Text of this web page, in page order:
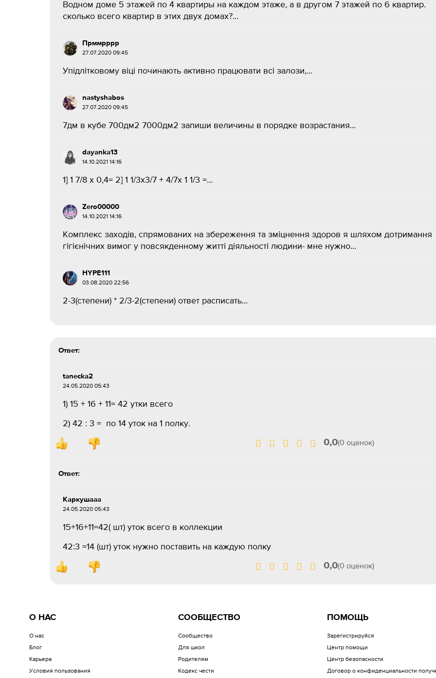
Водном доме 5 этажей по 4 квартиры на каждом этаже, а в другом 7 этажей по 6 квартир.
сколько всего квартир в этих двух домах?...
Прммрррр
27.07.2020 09:45
Упідлітковому віці починають активно працювати всі залози,...
nastyshabos
27.07.2020 09:45
7дм в кубе 700дм2 7000дм2 запиши величины в порядке возрастания...
dayanka13
14.10.2021 14:16
1] 1 7/8 x 0,4= 2] 1 1/3x3/7 + 4/7x 1 1/3 =...
Zero00000
14.10.2021 14:16
Комплекс заходів, спрямованих на збереження та зміцнення здоров я шляхом дотримання
гігієнічних вимог у повсякденному житті діяльності людини- мне нужно...
HYPE111
03.08.2020 22:56
2-3(степени) * 2/3-2(степени) ответ расписать...
Ответ:
tanecka2
24.05.2020 05:43
1) 15 + 16 + 11= 42 утки всего
2) 42 : 3 = по 14 уток на 1 полку.
0,0(0 оценок)
Ответ:
Каркушааа
24.05.2020 05:43
15+16+11=42( шт) уток всего в коллекции
42:3 =14 (шт) уток нужно поставить на каждую полку
0,0(0 оценок)
О НАС
О нас
Блог
Карьера
Условия пользования
СООБЩЕСТВО
Сообщество
Для школ
Родителям
Кодекс чести
ПОМОЩЬ
Зарегистрируйся
Центр помощи
Центр безопасности
Договор о конфиденциальности